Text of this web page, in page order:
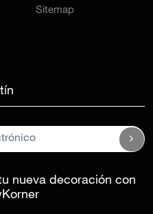
Sitemap
nueva decoración con